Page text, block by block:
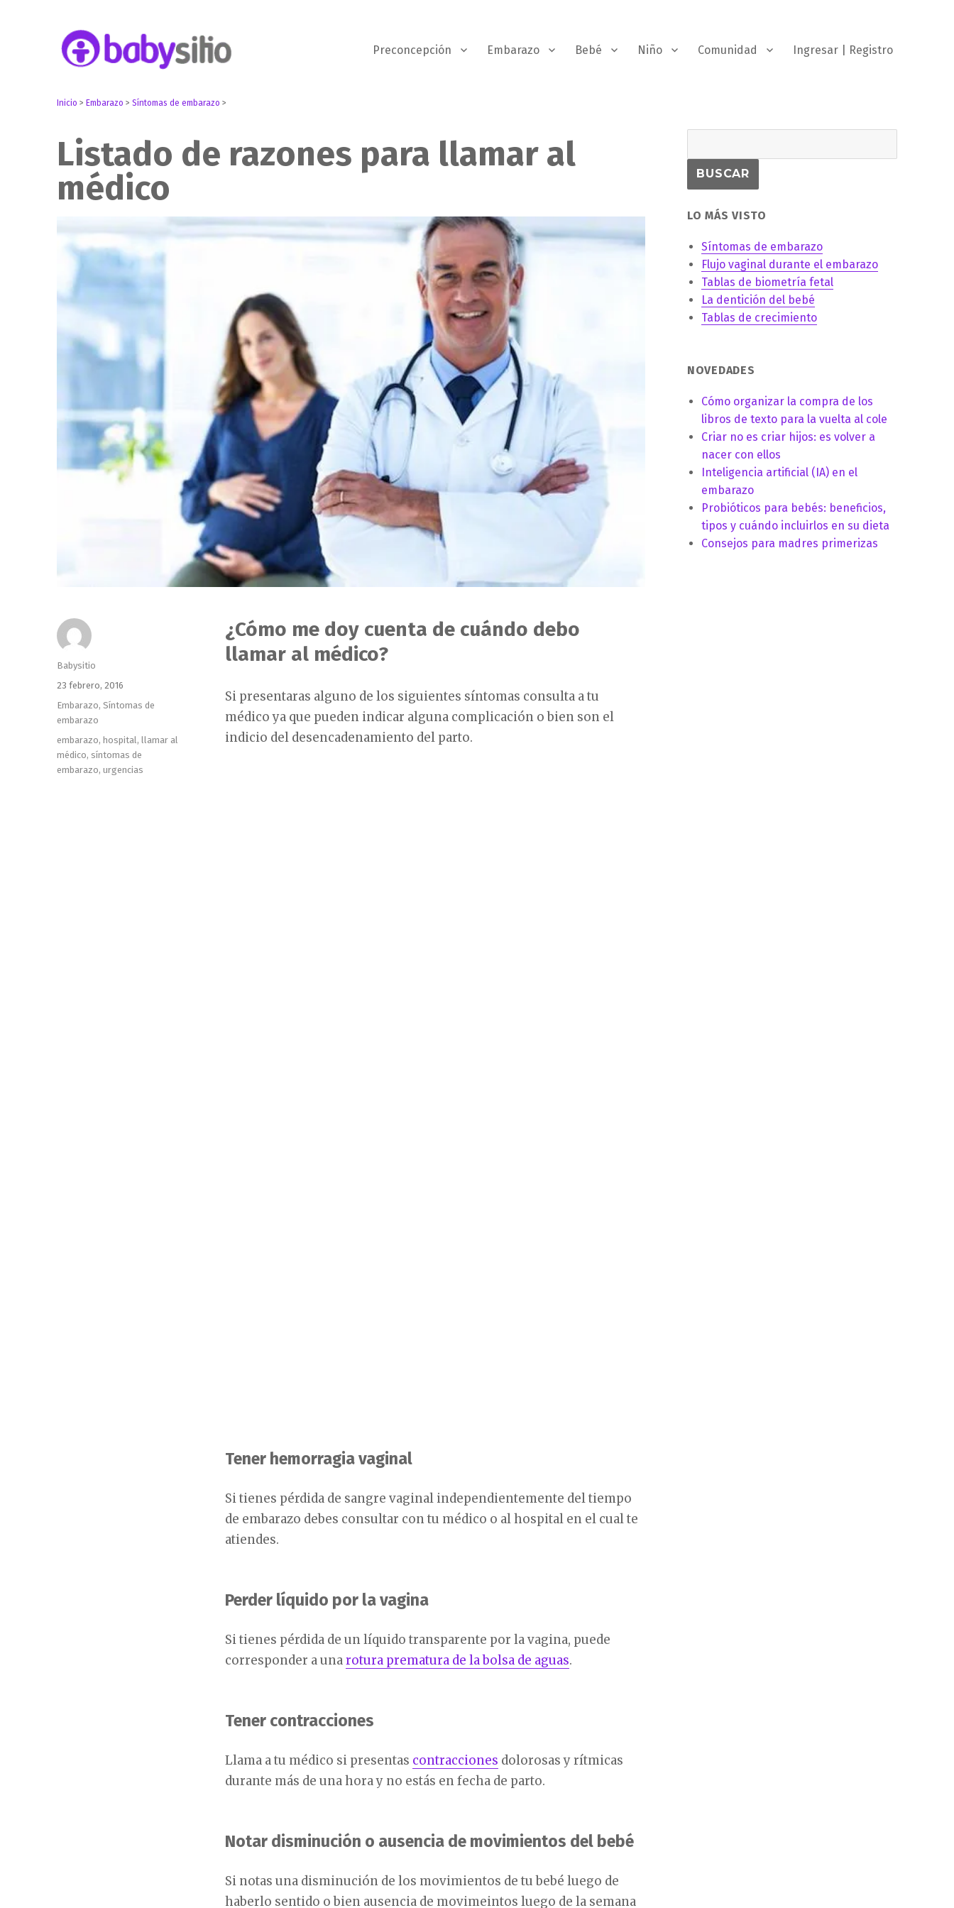
Babysitio
Preconcepción Embarazo Bebé Niño Comunidad Ingresar | Registro
Inicio > Embarazo >Síntomas de embarazo >
Listado de razones para llamar al
médico
¿Cómo me doy cuenta de cuándo debo
llamar al médico?
Si presentaras alguno de los siguientes síntomas consulta a tu
médico ya que pueden indicar alguna complicación o bien son el
indicio del desencadenamiento del parto.
Tener hemorragia vaginal
Si tienes pérdida de sangre vaginal independientemente del tiempo
de embarazo debes consultar con tu médico o al hospital en el cual te
atiendes.
Perder líquido por la vagina
Si tienes pérdida de un líquido transparente por la vagina, puede
corresponder a unarotura prematura de la bolsa de aguas.
Tener contracciones
Llama a tu médico si presentas contracciones dolorosas y rítmicas
durante más de una hora y no estás en fecha de parto.
Notar disminución o ausencia de movimientos del bebé
Si notas una disminución de los movimientos de tu bebé luego de
haberlo sentido o bien ausencia de movimeintos luego de la semana
Autor
Babysitio
Publicado
el
23 febrero, 2016
Categorías
Embarazo,Síntomas de
embarazo
Etiquetas
embarazo, hospital,llamar al
médico, síntomas de
embarazo,urgencias
LO MÁS VISTO
Síntomas de embarazo
Flujo vaginal durante el embarazo
Tablas de biometría fetal
La dentición del bebé
Tablas de crecimiento
NOVEDADES
Cómo organizar la compra de los
libros de texto para la vuelta al cole
Criar no es criar hijos: es volver a
nacer con ellos
Inteligencia artificial (IA) en el
embarazo
Probióticos para bebés: beneficios,
tipos y cuándo incluirlos en su dieta
Consejos para madres primerizas